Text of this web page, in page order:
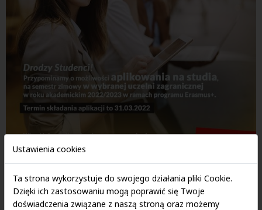
Chcesz spędzić kolejny semestr zimowy w jednej z blisko 100
uczelni partnerskich SAN?
Ustawienia cookies
Ta strona wykorzystuje do swojego działania pliki Cookie.
Dzięki ich zastosowaniu mogą poprawić się Twoje
doświadczenia związane z naszą stroną oraz możemy